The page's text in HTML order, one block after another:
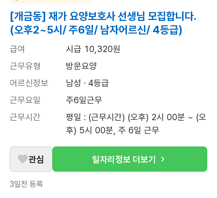
[개금동] 재가 요양보호사 선생님 모집합니다.
(오후2~5시/ 주6일/ 남자어르신/ 4등급)
급여
시급 10,320원
근무유형
방문요양
어르신정보
남성 · 4등급
근무요일
주6일근무
근무시간
평일 : (근무시간) (오후) 2시 00분 ~ (오
후) 5시 00분, 주 6일 근무
관심 일자리정보 더보기
3일전 등록